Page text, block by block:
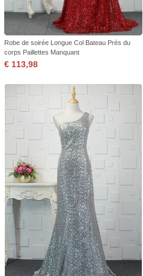
Robe de soirée Longue Col Bateau Près du
corps Paillettes Manquant
€ 113,98